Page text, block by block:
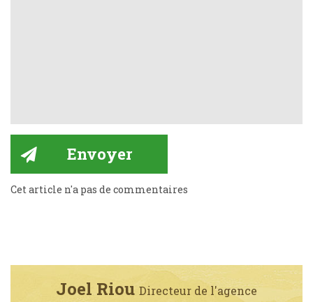
Cet article n'a pas de commentaires
Joel Riou Directeur de l'agence